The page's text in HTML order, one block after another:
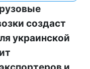
создаст
украинской